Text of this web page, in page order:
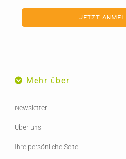
Mehr über
Newsletter
Über uns
Ihre persönliche Seite